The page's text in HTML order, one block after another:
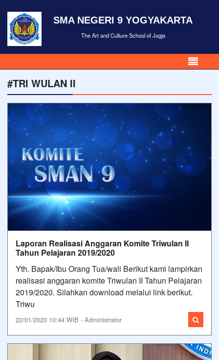
SMA NEGERI 9 YOGYAKARTA
The Art and Culture School of Jogja
#TRI WULAN II
Laporan Realisasi Anggaran Komite Triwulan II
Tahun Pelajaran 2019/2020
Yth. Bapak/Ibu Orang Tua/wali Berikut kami lampirkan
realisasi anggaran komite Triwulan II Tahun Pelajaran
2019/2020. Silahkan download melalui link berikut.
Triwu
22/01/2020 10:44 WIB - Administrator